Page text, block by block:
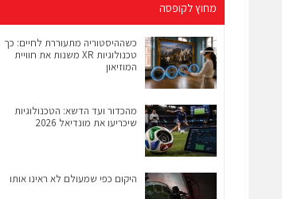
מחוץ לקופסה
כשההיסטוריה מתעוררת לחיים: כך
טכנולוגיות XR משנות את חוויית
המוזיאון
מהכדור ועד הדשא: הטכנולוגיות
שיכריעו את מונדיאל 2026
היקום כפי שמעולם לא ראינו אותו